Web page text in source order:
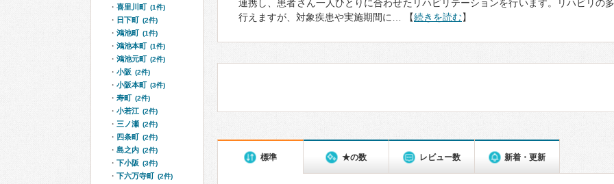
連携し、患者さん一人ひとりに合わせたリハビリテーションを行います。リハビリの
行えますが、対象疾患や実施期間に… 【続きを読む】
標準 ★の数 レビュー数 新着・更新
喜里川町 (1件)
日下町 (2件)
鴻池町 (1件)
鴻池本町 (1件)
鴻池元町 (2件)
小阪 (2件)
小阪本町 (3件)
寿町 (2件)
小若江 (2件)
三ノ瀬 (2件)
四条町 (2件)
島之内 (2件)
下小阪 (3件)
下六万寺町 (2件)